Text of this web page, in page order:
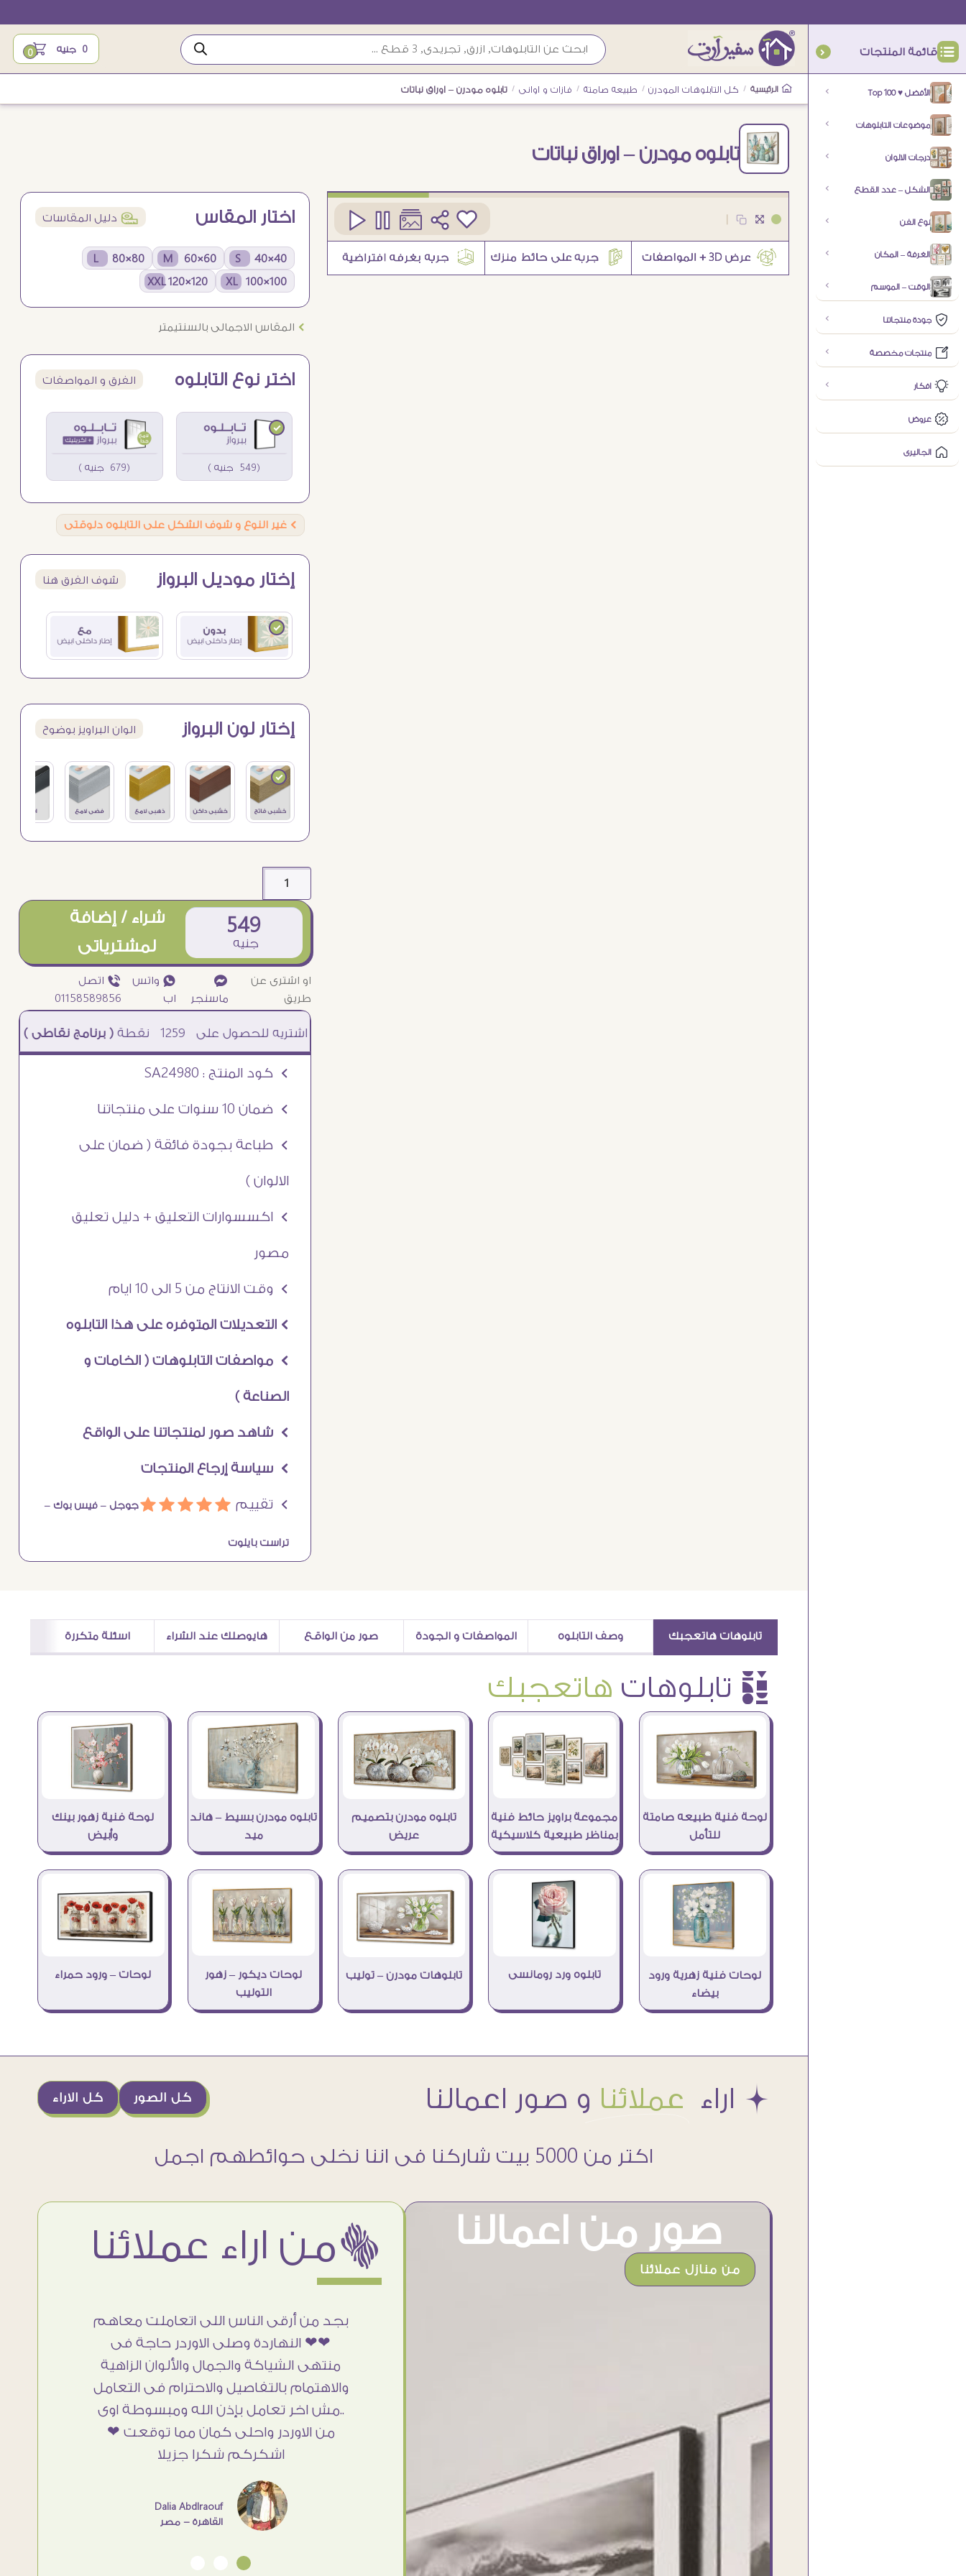
قائمة المنتجات
الأفضل ♥ Top 100
موضوعات التابلوهات
درجات الالوان
الشكل – عدد القطع
نوع الفن
الغرفة – المكان
الوقت – الموسم
جودة منتجاتنا
منتجات مخصصة
افكار
عروض
الجاليرى
0 جنيه 0
الرئيسية / كل التابلوهات المودرن / طبيعه صامتة / فازات و اوانى / تابلوه مودرن – اوراق نباتات
تابلوه مودرن – اوراق نباتات
2 اختار المقاس í دليل المقاسات
40×40 S
60×60 M
80×80 L
100×100 XL
120×120 XXL
Ö المقاس الاجمالى بالسنتيمتر
اختر نوع التابلوه الفرق و المواصفات
(549 جنيه ) (679 جنيه )
Ö غير النوع و شوف الشكل على التابلوه دلوقتى
إختار موديل البرواز شوف الفرق هنا
إختار لون البرواز الوان البراويز بوضوح
549
جنيه
شراء / إضافة
لمشترياتى
او اشترى عن
طريق
¥
ماسنجر
₧ واتس
اب
ƒ اتصل
01158589856
1259 نقطة( برنامج نقاطى )à خصم 5% للعملاء الجدد à شحن مجانى عند الشراء ب 4000 جنيه à
Ö كود المنتج : SA24980
Ö ضمان 10 سنوات على منتجاتنا
Ö طباعة بجودة فائقة ( ضمان على
الالوان )
Ö اكسسوارات التعليق + دليل تعليق
مصور
Ö وقت الانتاج من 5 الى 10 ايام
Ö التعديلات المتوفره على هذا التابلوه
Ö مواصفات التابلوهات ( الخامات و
الصناعة )
Ö شاهد صور لمنتجاتنا على الواقع
Ö سياسة إرجاع المنتجات
Ö تقييم áááááجوجل – فيس بوك –
تراست بايلوت
تابلوهات هاتعجبك وصف التابلوه المواصفات و الجودة صور من الواقع هايوصلك عند الشراء اسئلة متكررة
è تابلوهات هاتعجبك
لوحة فنية طبيعه صامتة
للتأمل
مجموعة براويز حائط فنية
بمناظر طبيعية كلاسيكية
تابلوه مودرن بتصميم
عريض
تابلوه مودرن بسيط – هاند
ميد
لوحة فنية زهور بينك
وأبيض
لوحات فنية زهرية ورود
بيضاء
تابلوه ورد رومانسى تابلوهات مودرن – توليب
لوحات ديكور – زهور
التوليب
لوحات – ورود حمراء
Æ اراء عملائنا و صور اعمالنا كل الاراء كل الصور
اكتر من 5000 بيت شاركنا فى اننا نخلى حوائطهم اجمل
صور من اعمالنا
من منازل عملائنا
ëمن اراء عملائنا
وإرضاء العميل والخامات والتقفيل وسرعة
التوصيل. بصراحه وبمنتهي الأمانه مكسب
Doaa Elsayd
القاهرة - مصر
بجد من أرقى الناس اللى اتعاملت معاهم
❤❤ النهاردة وصلى الاوردر حاجة فى
منتهى الشياكة والجمال والألوان الزاهية
والاهتمام بالتفاصيل والاحترام فى التعامل
..مش اخر تعامل بإذن الله ومبسوطة اوى
من الاوردر واحلى كمان مما توقعت ❤
اشكركم شكرا جزيلا
Dalia Abdlraouf
القاهرة - مصر